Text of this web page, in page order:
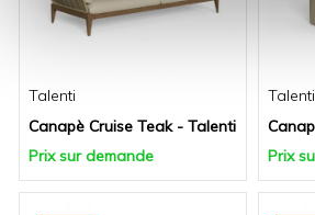
Talenti
Canapè Cruise Teak - Talenti
Prix sur demande
Talenti
Prix